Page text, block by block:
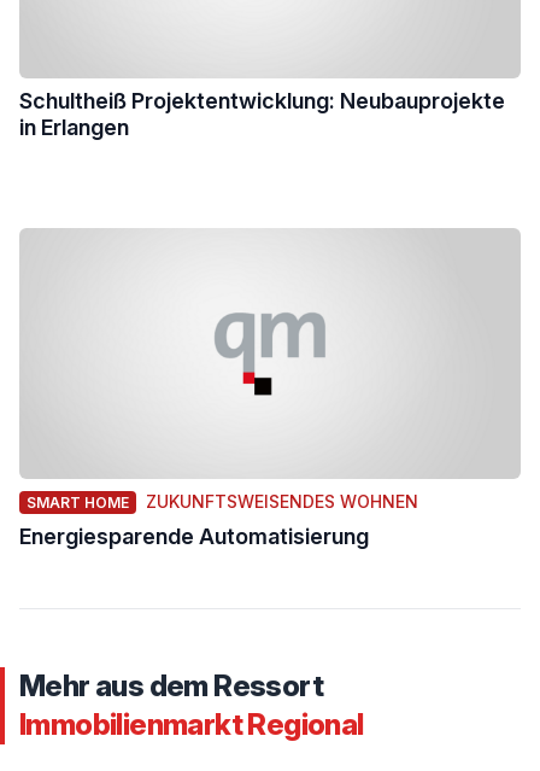
Schultheiß Projektentwicklung: Neubauprojekte
in Erlangen
SMART HOME ZUKUNFTSWEISENDES WOHNEN
Energiesparende Automatisierung
Mehr aus dem Ressort
Immobilienmarkt Regional